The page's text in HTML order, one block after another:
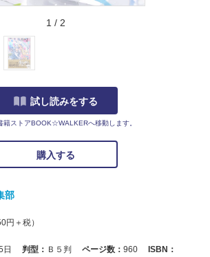
1 / 2
試し読みをする
籍ストアBOOK☆WALKERへ移動します。
購入する
部
円＋税）
判型： Ｂ５判 ページ数： 960
ISBN：